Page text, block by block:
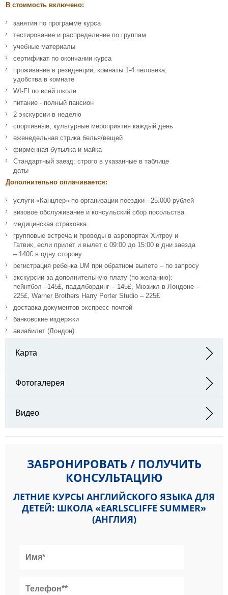
В стоимость включено:
занятия по программе курса
тестирование и распределение по группам
учебные материалы
сертификат по окончании курса
проживание в резиденции, комнаты 1-4 человека,
удобства в комнате
WI-FI по всей школе
питание - полный пансион
2 экскурсии в неделю
спортивные, культурные мероприятия каждый день
еженедельная стрика белья/вещей
фирменная бутылка и майка
Стандартный заезд: строго в указанные в таблице
даты
Дополнительно оплачивается:
услуги «Канцлер» по организации поездки - 25.000 рублей
визовое обслуживание и консульский сбор посольства
медицинская страховка
групповые встреча и проводы в аэропортах Хитроу и
Гатвик, если прилёт и вылет с 09:00 до 15:00 в дни заезда
– 140£ в одну сторону
регистрация ребенка UM при обратном вылете – по запросу
экскурсии за дополнительную плату (по желанию):
пейнтбол –145£, паддлбординг – 145£, Мюзикл в Лондоне –
225£, Warner Brothers Harry Porter Studio – 225£
доставка документов экспресс-почтой
банковские издержки
авиабилет (Лондон)
Карта
Фотогалерея
Видео
ЗАБРОНИРОВАТЬ / ПОЛУЧИТЬ
КОНСУЛЬТАЦИЮ
ЛЕТНИЕ КУРСЫ АНГЛИЙСКОГО ЯЗЫКА ДЛЯ
ДЕТЕЙ: ШКОЛА «EARLSCLIFFE SUMMER»
(АНГЛИЯ)